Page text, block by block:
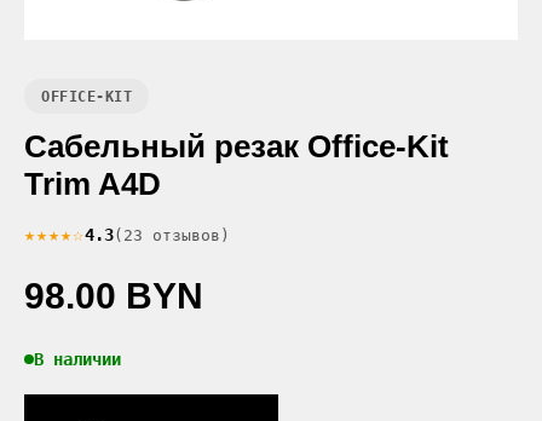
OFFICE-KIT
Сабельный резак Office-Kit
Trim A4D
★★★★☆4.3(23 отзывов)
98.00 BYN
В наличии